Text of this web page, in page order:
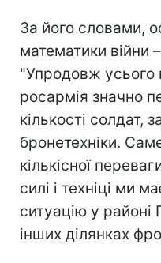
За його словами,
математики війни
"Упродовж усього
росармія значно
кількості солдат,
бронетехніки.
кількісної
силі і техніці ми
ситуацію у районі
інших ділянках